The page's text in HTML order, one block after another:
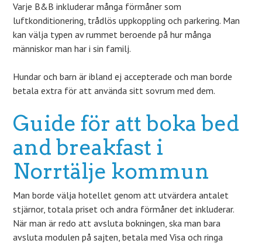
Varje B&B inkluderar många förmåner som
luftkonditionering, trådlös uppkoppling och parkering. Man
kan välja typen av rummet beroende på hur många
människor man har i sin familj.
Hundar och barn är ibland ej accepterade och man borde
betala extra för att använda sitt sovrum med dem.
Guide för att boka bed
and breakfast i
Norrtälje kommun
Man borde välja hotellet genom att utvärdera antalet
stjärnor, totala priset och andra förmåner det inkluderar.
När man är redo att avsluta bokningen, ska man bara
avsluta modulen på sajten, betala med Visa och ringa